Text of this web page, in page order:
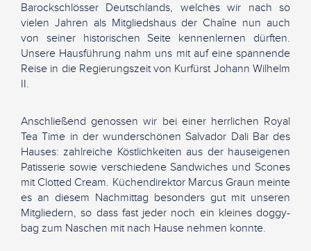
Barockschlösser Deutschlands, welches wir nach so
vielen Jahren als Mitgliedshaus der Chaîne nun auch
von seiner historischen Seite kennenlernen dürften.
Unsere Hausführung nahm uns mit auf eine spannende
Reise in die Regierungszeit von Kurfürst Johann Wilhelm
II.
Anschließend genossen wir bei einer herrlichen Royal
Tea Time in der wunderschönen Salvador Dali Bar des
Hauses: zahlreiche Köstlichkeiten aus der hauseigenen
Patisserie sowie verschiedene Sandwiches und Scones
mit Clotted Cream. Küchendirektor Marcus Graun meinte
es an diesem Nachmittag besonders gut mit unseren
Mitgliedern, so dass fast jeder noch ein kleines doggy-
bag zum Naschen mit nach Hause nehmen konnte.